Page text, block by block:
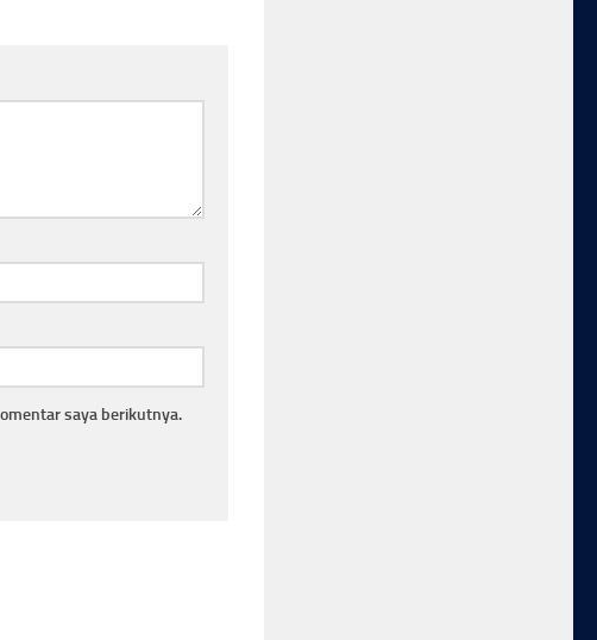
saya berikutnya.